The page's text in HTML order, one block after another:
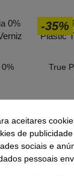
0%
-35%
True
aceitares
de
sociais e
pessoais